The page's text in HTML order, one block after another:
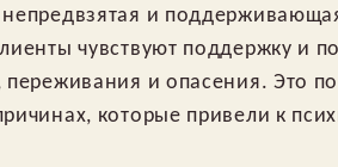
и
чувствуют поддержку и
переживания и опасения. Это
которые привели к